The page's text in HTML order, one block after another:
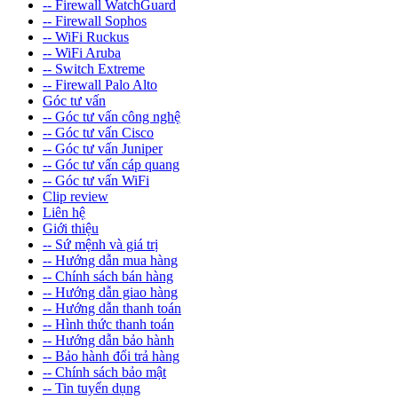
-- Firewall WatchGuard
-- Firewall Sophos
-- WiFi Ruckus
-- WiFi Aruba
-- Switch Extreme
-- Firewall Palo Alto
Góc tư vấn
-- Góc tư vấn công nghệ
-- Góc tư vấn Cisco
-- Góc tư vấn Juniper
-- Góc tư vấn cáp quang
-- Góc tư vấn WiFi
Clip review
Liên hệ
Giới thiệu
-- Sứ mệnh và giá trị
-- Hướng dẫn mua hàng
-- Chính sách bán hàng
-- Hướng dẫn giao hàng
-- Hướng dẫn thanh toán
-- Hình thức thanh toán
-- Hướng dẫn bảo hành
-- Bảo hành đổi trả hàng
-- Chính sách bảo mật
-- Tin tuyển dụng